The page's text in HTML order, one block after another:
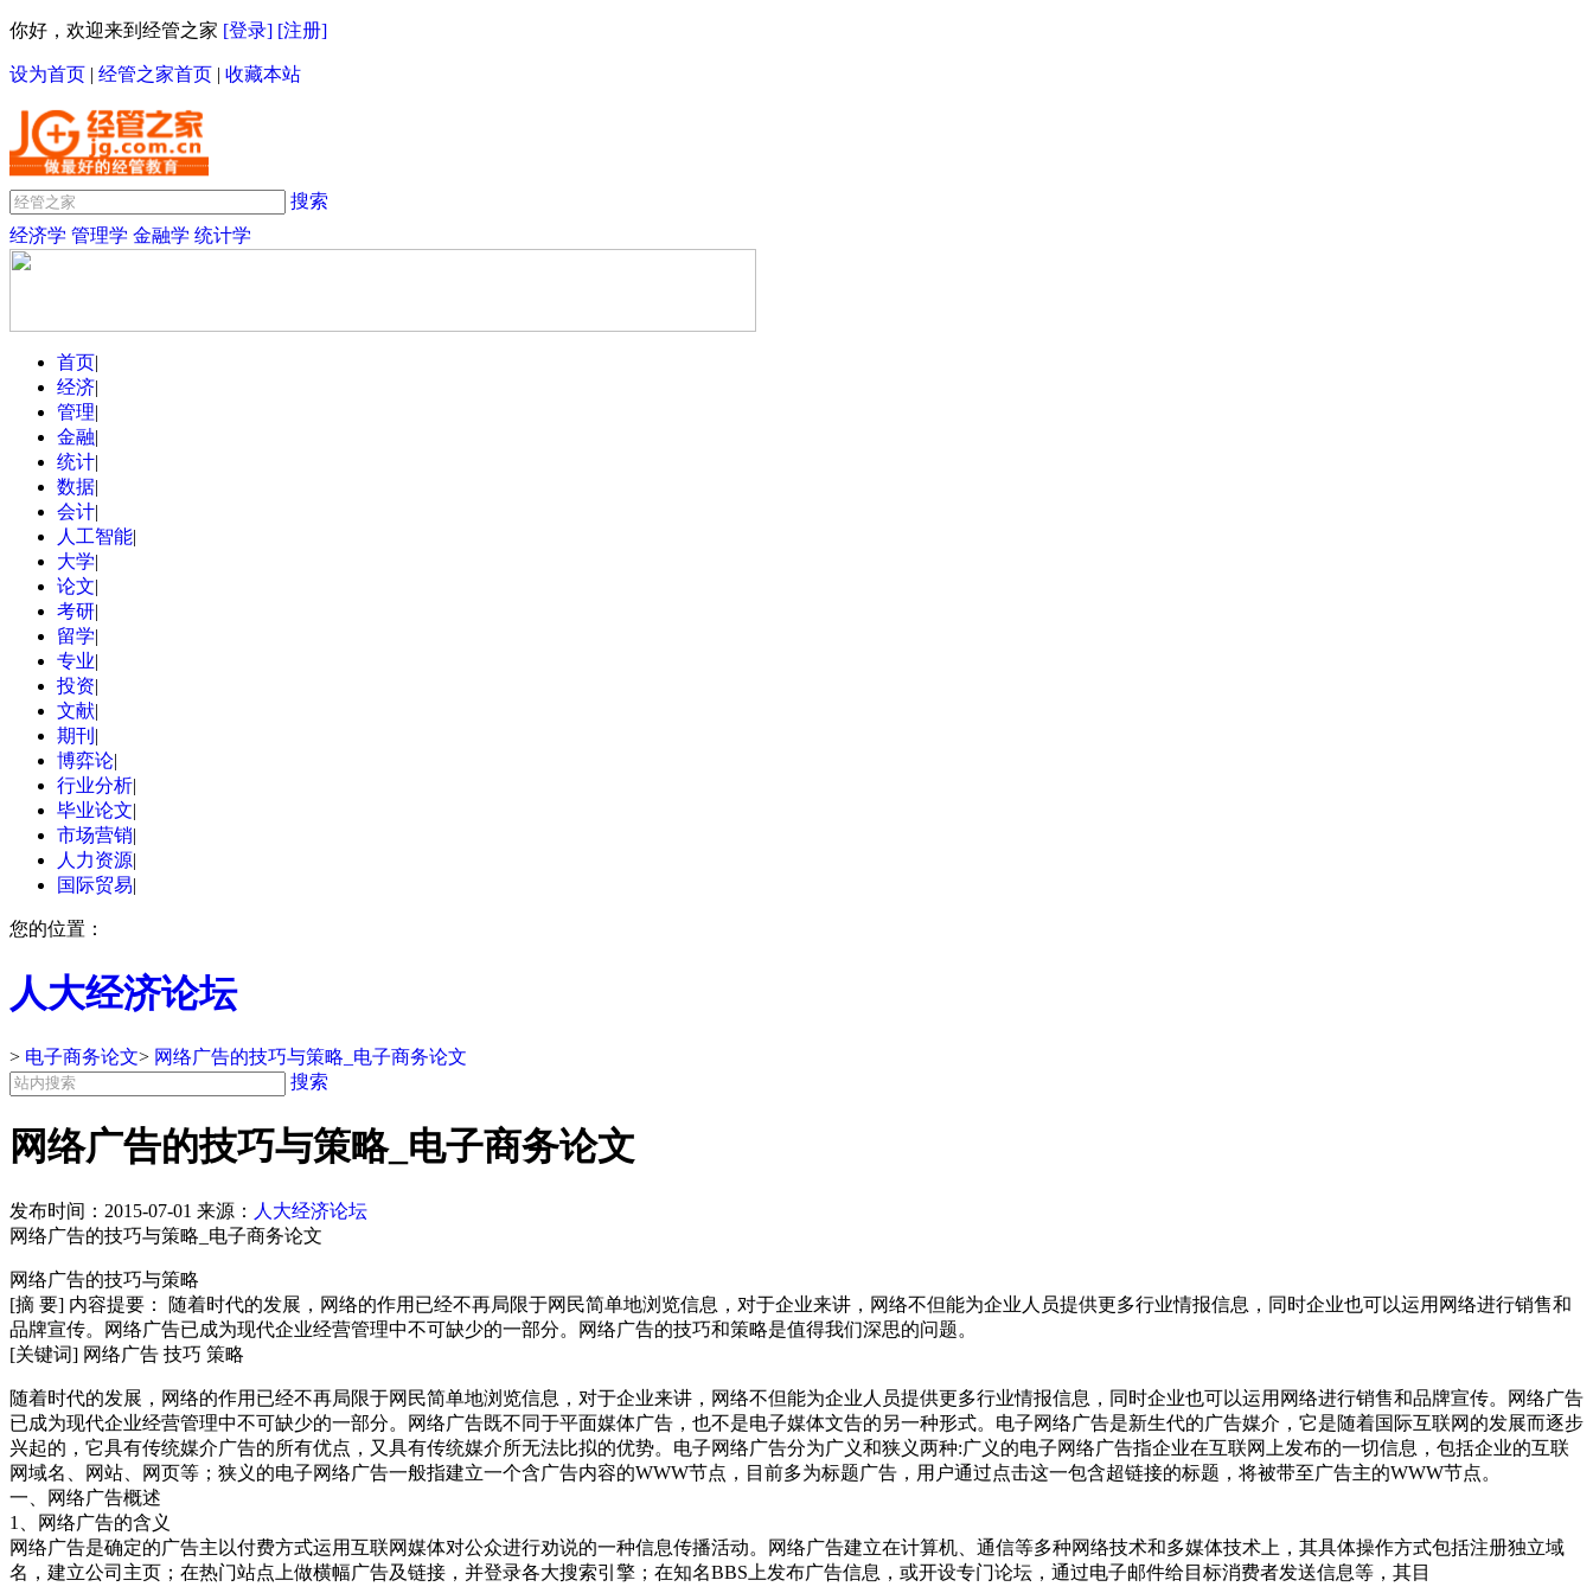
你好，欢迎来到经管之家 [登录] [注册]
设为首页 | 经管之家首页 | 收藏本站
搜索
经济学 管理学 金融学 统计学
首页|
经济|
管理|
金融|
统计|
数据|
会计|
人工智能|
大学|
论文|
考研|
留学|
专业|
投资|
文献|
期刊 |
博弈论|
行业分析|
毕业论文|
市场营销|
人力资源|
国际贸易|
您的位置：
人大经济论坛
> 电子商务论文> 网络广告的技巧与策略_电子商务论文
搜索
网络广告的技巧与策略_电子商务论文
发布时间： 2015-07-01 来源： 人大经济论坛
网络广告的技巧与策略_电子商务论文
网络广告的技巧与策略
[摘 要] 内容提要： 随着时代的发展，网络的作用已经不再局限于网民简单地浏览信息，对于企业来讲，网络不但能为企业人员提供更多行业情报信息，同时企业也可以运用网络进行销售和
品牌宣传。网络广告已成为现代企业经营管理中不可缺少的一部分。网络广告的技巧和策略是值得我们深思的问题。
[关键词] 网络广告 技巧 策略
随着时代的发展，网络的作用已经不再局限于网民简单地浏览信息，对于企业来讲，网络不但能为企业人员提供更多行业情报信息，同时企业也可以运用网络进行销售和品牌宣传。网络广告
已成为现代企业经营管理中不可缺少的一部分。网络广告既不同于平面媒体广告，也不是电子媒体文告的另一种形式。电子网络广告是新生代的广告媒介，它是随着国际互联网的发展而逐步
兴起的，它具有传统媒介广告的所有优点，又具有传统媒介所无法比拟的优势。电子网络广告分为广义和狭义两种:广义的电子网络广告指企业在互联网上发布的一切信息，包括企业的互联
网域名、网站、网页等；狭义的电子网络广告一般指建立一个含广告内容的WWW节点，目前多为标题广告，用户通过点击这一包含超链接的标题，将被带至广告主的WWW节点。
一、网络广告概述
1、网络广告的含义
网络广告是确定的广告主以付费方式运用互联网媒体对公众进行劝说的一种信息传播活动。网络广告建立在计算机、通信等多种网络技术和多媒体技术上，其具体操作方式包括注册独立域
名，建立公司主页；在热门站点上做横幅广告及链接，并登录各大搜索引擎；在知名BBS上发布广告信息，或开设专门论坛，通过电子邮件给目标消费者发送信息等，其目